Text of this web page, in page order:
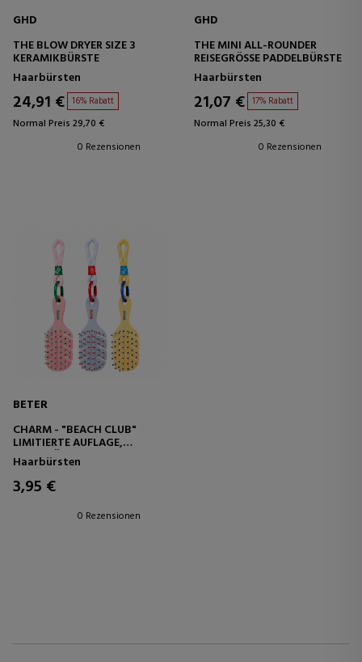
GHD
THE BLOW DRYER SIZE 3
KERAMIKBÜRSTE
Haarbürsten
24,91 € 16% Rabatt
Normal Preis 29,70 €
0 Rezensionen
GHD
THE MINI ALL-ROUNDER
REISEGRÖSSE PADDELBÜRSTE
Haarbürsten
21,07 € 17% Rabatt
Normal Preis 25,30 €
0 Rezensionen
BETER
CHARM - "BEACH CLUB"
LIMITIERTE AUFLAGE,
BESCHRÄNKTE AUFLAGE
Haarbürsten
3,95 €
0 Rezensionen